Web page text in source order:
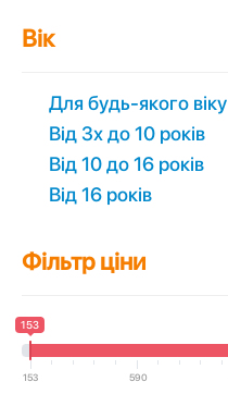
Вік
Для будь-якого віку
Вiд 3х до 10 років
Вiд 10 до 16 років
Вiд 16 років
Фільтр ціни
153
153 590